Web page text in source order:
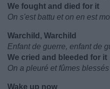
We fought and died for it
On s'est battu et on en est
Warchild, Warchild
Enfant de guerre, enfant de
We cried and bleeded for it
On a pleuré et fûmes
Wake up now